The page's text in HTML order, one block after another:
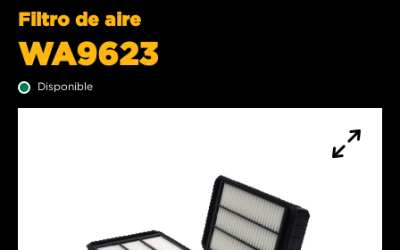
Filtro de aire
WA9623
Disponible